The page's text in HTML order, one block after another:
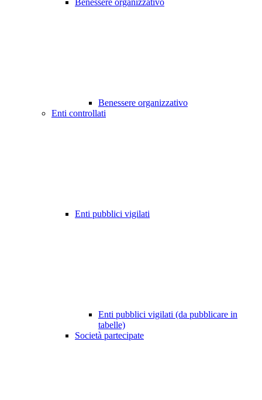
Benessere organizzativo
Benessere organizzativo
Enti controllati
Enti pubblici vigilati
Enti pubblici vigilati (da pubblicare in
tabelle)
Società partecipate